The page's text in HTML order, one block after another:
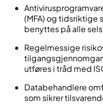
(MFA) og
benyttes på alle
Regelmessige
utføres i tråd med
Databehandlere
som sikrer